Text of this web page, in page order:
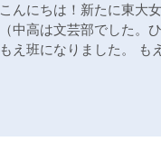
こんにちは！新たに東大
（中高は文芸部でした。
もえ班になりました。 も